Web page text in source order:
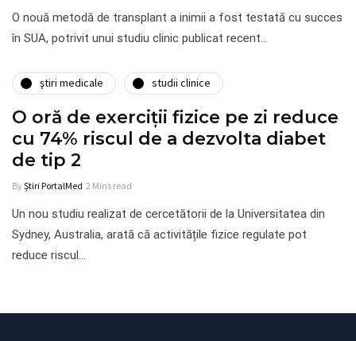
O nouă metodă de transplant a inimii a fost testată cu succes
în SUA, potrivit unui studiu clinic publicat recent…
ştiri medicale studii clinice
O oră de exerciții fizice pe zi reduce
cu 74% riscul de a dezvolta diabet
de tip 2
ByȘtiri PortalMed 2 Mins read
Un nou studiu realizat de cercetătorii de la Universitatea din
Sydney, Australia, arată că activitățile fizice regulate pot
reduce riscul…